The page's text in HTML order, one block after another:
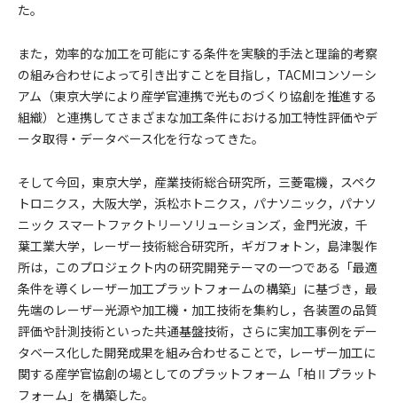
た。
また，効率的な加工を可能にする条件を実験的手法と理論的考察
の組み合わせによって引き出すことを目指し，TACMIコンソーシ
アム（東京大学により産学官連携で光ものづくり協創を推進する
組織）と連携してさまざまな加工条件における加工特性評価やデ
ータ取得・データベース化を行なってきた。
そして今回，東京大学，産業技術総合研究所，三菱電機，スペク
トロニクス，大阪大学，浜松ホトニクス，パナソニック，パナソ
ニック スマートファクトリーソリューションズ，金門光波，千
葉工業大学，レーザー技術総合研究所，ギガフォトン，島津製作
所は，このプロジェクト内の研究開発テーマの一つである「最適
条件を導くレーザー加工プラットフォームの構築」に基づき，最
先端のレーザー光源や加工機・加工技術を集約し，各装置の品質
評価や計測技術といった共通基盤技術，さらに実加工事例をデー
タベース化した開発成果を組み合わせることで，レーザー加工に
関する産学官協創の場としてのプラットフォーム「柏Ⅱプラット
フォーム」を構築した。